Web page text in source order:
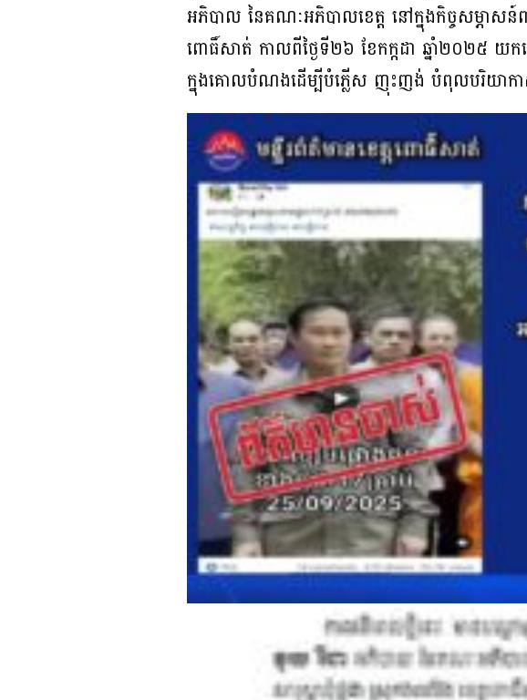
អភិបាល នៃគណៈអភិបាលខេត្ត នៅក្នុងកិច្ចសម្ភាសន៍ព
ពោធិ៍សាត់ កាលពីថ្ងៃទី២៦ ខែកក្កដា ឆ្នាំ២០២៥ យ
ក្នុងគោលបំណងដើម្បីបំភ្លើស ញុះញង់ បំពុលបរិយាក